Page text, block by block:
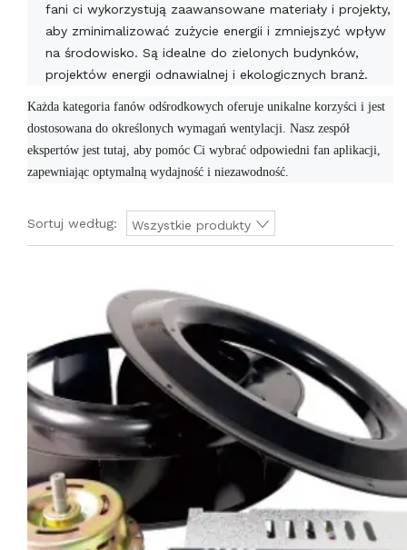
fani ci wykorzystują zaawansowane materiały i projekty,
aby zminimalizować zużycie energii i zmniejszyć wpływ
na środowisko. Są idealne do zielonych budynków,
projektów energii odnawialnej i ekologicznych branż.
Każda kategoria fanów odśrodkowych oferuje unikalne korzyści i jest
dostosowana do określonych wymagań wentylacji. Nasz zespół
ekspertów jest tutaj, aby pomóc Ci wybrać odpowiedni fan aplikacji,
zapewniając optymalną wydajność i niezawodność.
Sortuj według: Wszystkie produkty